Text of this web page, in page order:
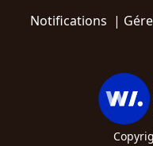
Notifications |